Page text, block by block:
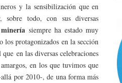
y la sensibilización que en
sobre todo, con sus diversas
minería siempre ha estado muy
los protagonizados en la sección
en las diversas celebraciones
en los que tuvimos que
por 2010-, de una forma más